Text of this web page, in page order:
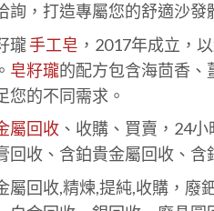
詢，打造專屬您的舒適沙發
瓏手工皂 ，2017年成立，
皂籽瓏的配方包含海茴香、
您的不同需求。
屬回收、收購、買賣，24小
回收、含鉑貴金屬回收、含
屬回收,精煉,提純,收購，廢